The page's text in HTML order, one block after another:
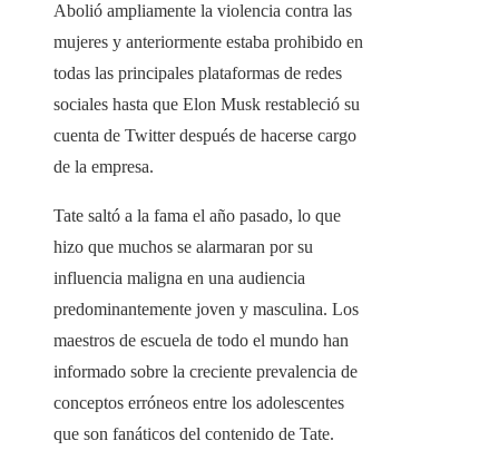
Abolió ampliamente la violencia contra las
mujeres y anteriormente estaba prohibido en
todas las principales plataformas de redes
sociales hasta que Elon Musk restableció su
cuenta de Twitter después de hacerse cargo
de la empresa.
Tate saltó a la fama el año pasado, lo que
hizo que muchos se alarmaran por su
influencia maligna en una audiencia
predominantemente joven y masculina. Los
maestros de escuela de todo el mundo han
informado sobre la creciente prevalencia de
conceptos erróneos entre los adolescentes
que son fanáticos del contenido de Tate.